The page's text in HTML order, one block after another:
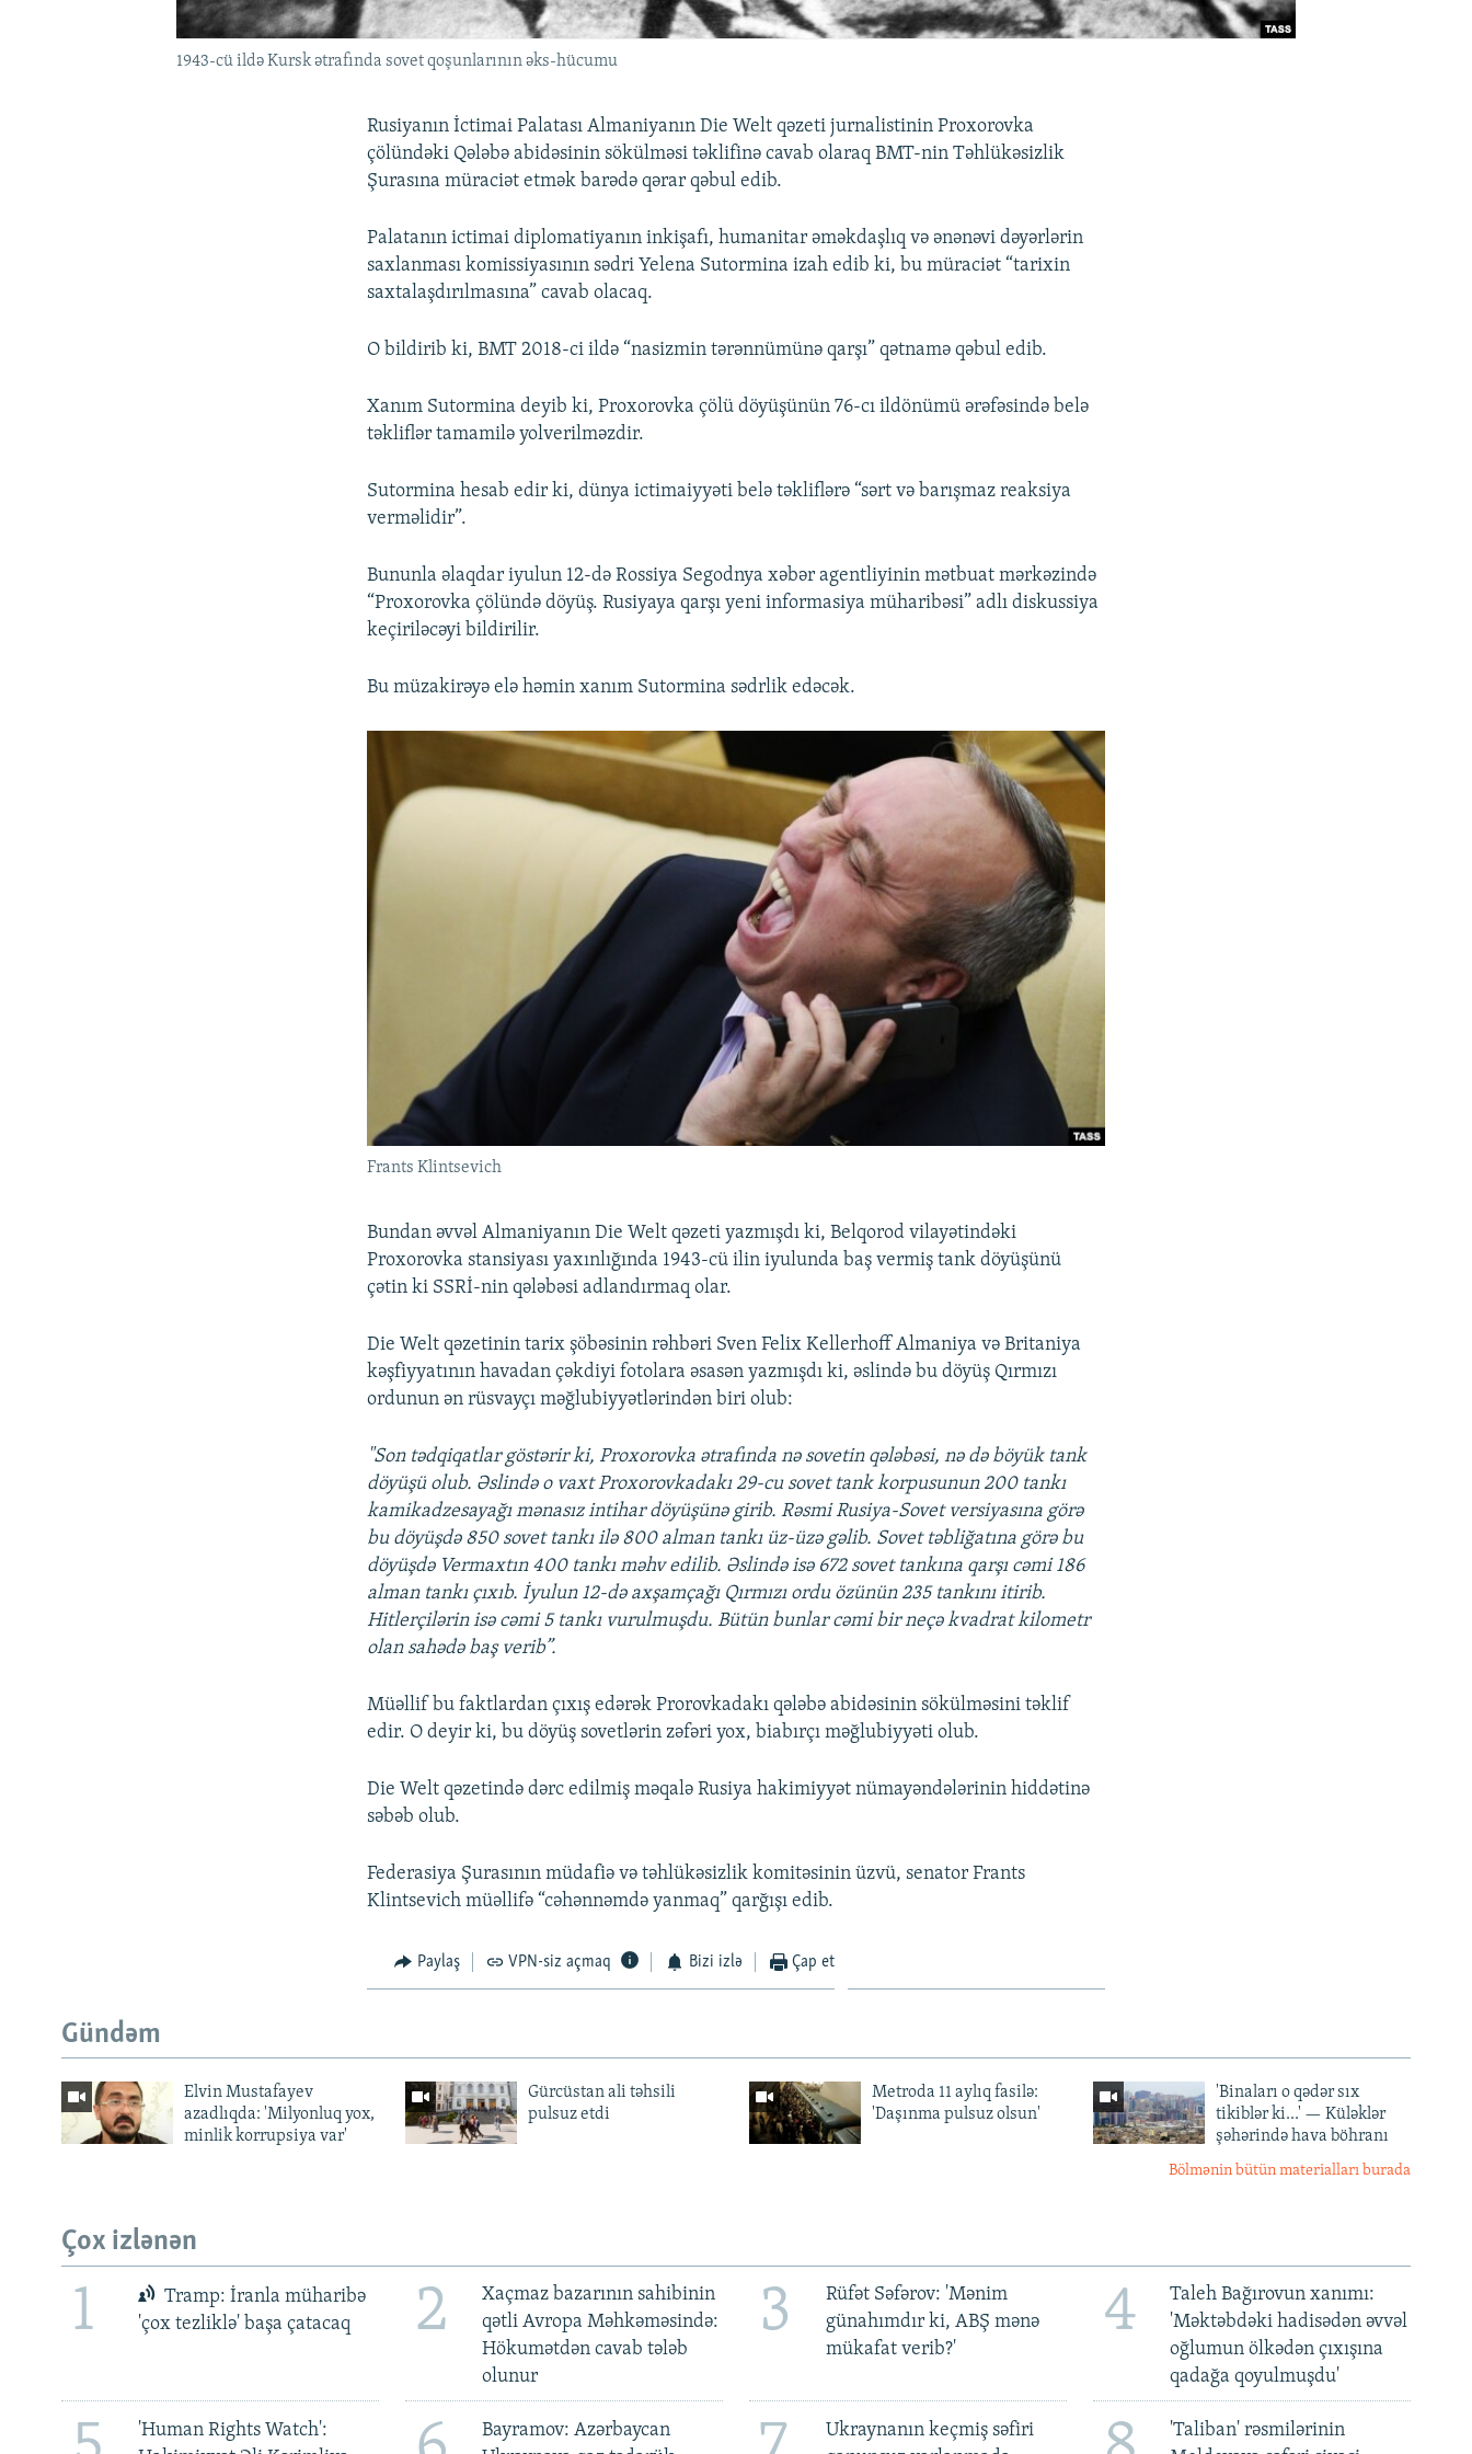
1943-cü ildə Kursk ətrafında sovet qoşunlarının əks-hücumu
Rusiyanın İctimai Palatası Almaniyanın Die Welt qəzeti jurnalistinin Proxorovka
çölündəki Qələbə abidəsinin sökülməsi təklifinə cavab olaraq BMT-nin Təhlükəsizlik
Şurasına müraciət etmək barədə qərar qəbul edib.
Palatanın ictimai diplomatiyanın inkişafı, humanitar əməkdaşlıq və ənənəvi dəyərlərin
saxlanması komissiyasının sədri Yelena Sutormina izah edib ki, bu müraciət “tarixin
saxtalaşdırılmasına” cavab olacaq.
O bildirib ki, BMT 2018-ci ildə “nasizmin tərənnümünə qarşı” qətnamə qəbul edib.
Xanım Sutormina deyib ki, Proxorovka çölü döyüşünün 76-cı ildönümü ərəfəsində belə
təkliflər tamamilə yolverilməzdir.
Sutormina hesab edir ki, dünya ictimaiyyəti belə təkliflərə “sərt və barışmaz reaksiya
verməlidir”.
Bununla əlaqdar iyulun 12-də Rossiya Segodnya xəbər agentliyinin mətbuat mərkəzində
“Proxorovka çölündə döyüş. Rusiyaya qarşı yeni informasiya müharibəsi” adlı diskussiya
keçiriləcəyi bildirilir.
Bu müzakirəyə elə həmin xanım Sutormina sədrlik edəcək.
Frants Klintsevich
Bundan əvvəl Almaniyanın Die Welt qəzeti yazmışdı ki, Belqorod vilayətindəki
Proxorovka stansiyası yaxınlığında 1943-cü ilin iyulunda baş vermiş tank döyüşünü
çətin ki SSRİ-nin qələbəsi adlandırmaq olar.
Die Welt qəzetinin tarix şöbəsinin rəhbəri Sven Felix Kellerhoff Almaniya və Britaniya
kəşfiyyatının havadan çəkdiyi fotolara əsasən yazmışdı ki, əslində bu döyüş Qırmızı
ordunun ən rüsvayçı məğlubiyyətlərindən biri olub:
"Son tədqiqatlar göstərir ki, Proxorovka ətrafında nə sovetin qələbəsi, nə də böyük tank
döyüşü olub. Əslində o vaxt Proxorovkadakı 29-cu sovet tank korpusunun 200 tankı
kamikadzesayağı mənasız intihar döyüşünə girib. Rəsmi Rusiya-Sovet versiyasına görə
bu döyüşdə 850 sovet tankı ilə 800 alman tankı üz-üzə gəlib. Sovet təbliğatına görə bu
döyüşdə Vermaxtın 400 tankı məhv edilib. Əslində isə 672 sovet tankına qarşı cəmi 186
alman tankı çıxıb. İyulun 12-də axşamçağı Qırmızı ordu özünün 235 tankını itirib.
Hitlerçilərin isə cəmi 5 tankı vurulmuşdu. Bütün bunlar cəmi bir neçə kvadrat kilometr
olan sahədə baş verib”.
Müəllif bu faktlardan çıxış edərək Prorovkadakı qələbə abidəsinin sökülməsini təklif
edir. O deyir ki, bu döyüş sovetlərin zəfəri yox, biabırçı məğlubiyyəti olub.
Die Welt qəzetində dərc edilmiş məqalə Rusiya hakimiyyət nümayəndələrinin hiddətinə
səbəb olub.
Federasiya Şurasının müdafiə və təhlükəsizlik komitəsinin üzvü, senator Frants
Klintsevich müəllifə “cəhənnəmdə yanmaq” qarğışı edib.
Paylaş VPN-siz açmaq Bizi izlə Çap et
Gündəm
Elvin Mustafayev
azadlıqda: 'Milyonluq yox,
minlik korrupsiya var'
Gürcüstan ali təhsili
pulsuz etdi
Metroda 11 aylıq fasilə:
'Daşınma pulsuz olsun'
'Binaları o qədər sıx
tikiblər ki...' — Küləklər
şəhərində hava böhranı
Bölmənin bütün materialları burada
Çox izlənən
1
Tramp: İranla müharibə
'çox tezliklə' başa çatacaq
2
Xaçmaz bazarının sahibinin
qətli Avropa Məhkəməsində:
Hökumətdən cavab tələb
olunur
3
Rüfət Səfərov: 'Mənim
günahımdır ki, ABŞ mənə
mükafat verib?'
4
Taleh Bağırovun xanımı:
'Məktəbdəki hadisədən əvvəl
oğlumun ölkədən çıxışına
qadağa qoyulmuşdu'
'Human Rights Watch':
Bayramov: Azərbaycan
Ukraynanın keçmiş səfiri
'Taliban' rəsmilərinin